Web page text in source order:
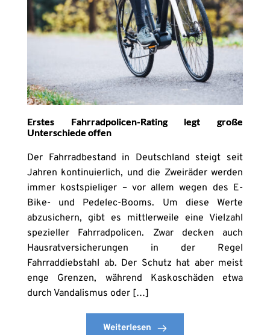
Erstes Fahrradpolicen-Rating legt große
Unterschiede offen
Der Fahrradbestand in Deutschland steigt seit
Jahren kontinuierlich, und die Zweiräder werden
immer kostspieliger – vor allem wegen des E-
Bike- und Pedelec-Booms. Um diese Werte
abzusichern, gibt es mittlerweile eine Vielzahl
spezieller Fahrradpolicen. Zwar decken auch
Hausratversicherungen in der Regel
Fahrraddiebstahl ab. Der Schutz hat aber meist
enge Grenzen, während Kaskoschäden etwa
durch Vandalismus oder […]
Weiterlesen